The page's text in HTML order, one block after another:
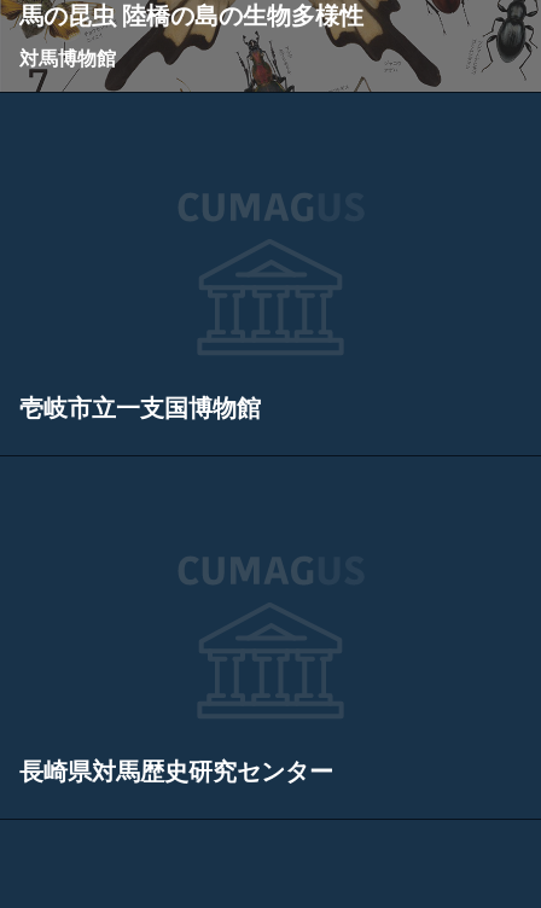
馬の昆虫 陸橋の島の生物多様性
対馬博物館
壱岐市立一支国博物館
長崎県対馬歴史研究センター